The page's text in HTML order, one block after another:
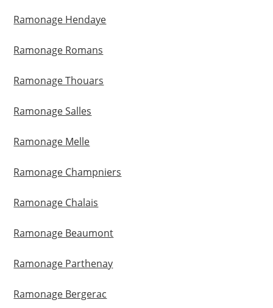
Ramonage Hendaye
Ramonage Romans
Ramonage Thouars
Ramonage Salles
Ramonage Melle
Ramonage Champniers
Ramonage Chalais
Ramonage Beaumont
Ramonage Parthenay
Ramonage Bergerac